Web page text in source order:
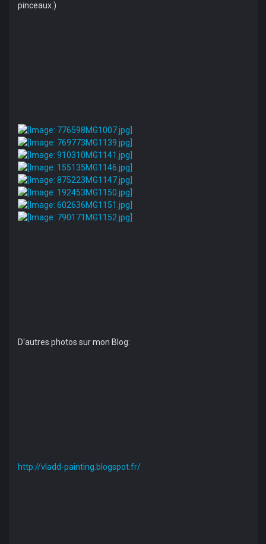
pinceaux.)
D'autres photos sur mon Blog:
http://vladd-painting.blogspot.fr/